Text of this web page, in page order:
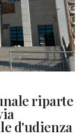
riparte
d'udienza